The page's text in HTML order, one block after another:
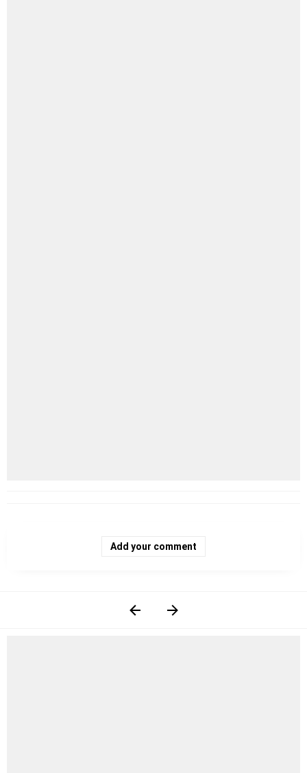
Add your comment